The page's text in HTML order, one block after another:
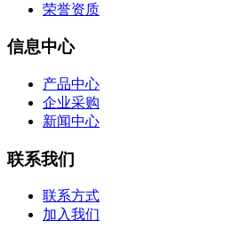
荣誉资质
信息中心
产品中心
企业采购
新闻中心
联系我们
联系方式
加入我们